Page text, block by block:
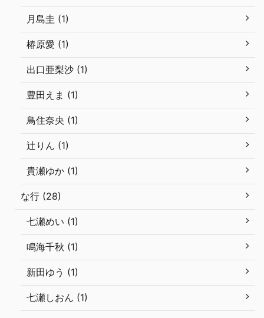
月島圭 (1)
椿原愛 (1)
出口亜梨沙 (1)
豊田えま (1)
鳥住奈央 (1)
辻りん (1)
貴瀬ゆか (1)
な行 (28)
七瀬めい (1)
鳴海千秋 (1)
新田ゆう (1)
七瀬しおん (1)